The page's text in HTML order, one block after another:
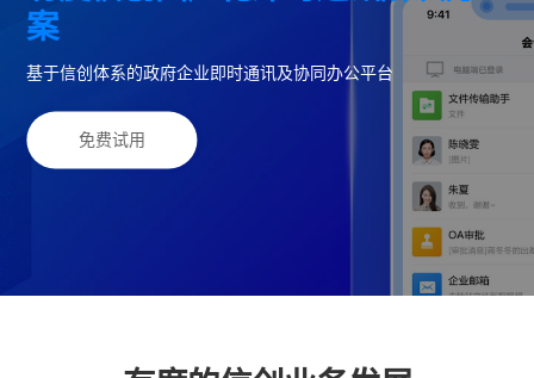
案
基于信创体系的政府企业即时通讯及协同办公平台
免费试用